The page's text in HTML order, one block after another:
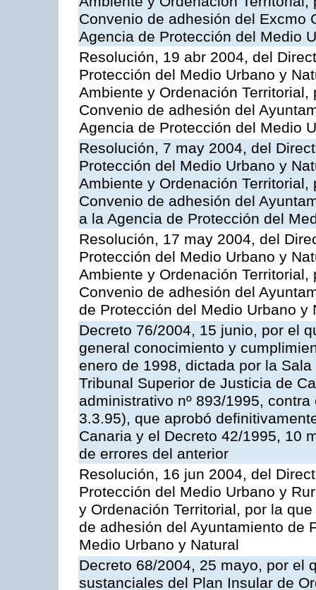
Convenio de adhesión del Excmo
Agencia de Protección del Medio
Resolución, 19 abr 2004, del
Protección del Medio Urbano y
Ambiente y Ordenación
Convenio de adhesión del
Agencia de Protección del Medio
Resolución, 7 may 2004, del
Protección del Medio Urbano y
Ambiente y Ordenación
Convenio de adhesión del
a la Agencia de Protección del
Resolución, 17 may 2004, del
Protección del Medio Urbano y
Ambiente y Ordenación
Convenio de adhesión del
de Protección del Medio Urbano y
Decreto 76/2004, 15 junio, por el
general conocimiento y
enero de 1998, dictada por la
Tribunal Superior de Justicia de
administrativo nº 893/1995,
3.3.95), que aprobó
Canaria y el Decreto 42/1995, 10
de errores del anterior
Resolución, 16 jun 2004, del
Protección del Medio Urbano y
y Ordenación Territorial, por la
de adhesión del Ayuntamiento de
Medio Urbano y Natural
Decreto 68/2004, 25 mayo, por el
sustanciales del Plan Insular de